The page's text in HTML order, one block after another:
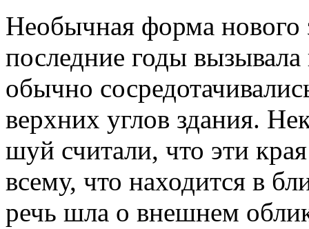
Необычная форма нового
последние годы
обычно
верхних углов здания.
шуй считали, что эти
всему, что находится в
речь шла о внешнем